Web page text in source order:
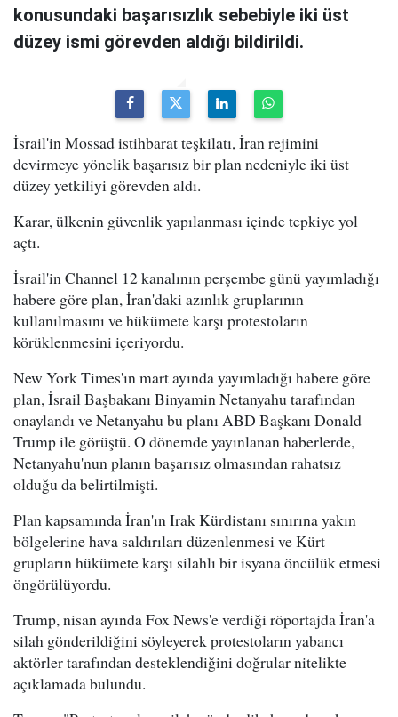
konusundaki başarısızlık sebebiyle iki üst
düzey ismi görevden aldığı bildirildi.
İsrail'in Mossad istihbarat teşkilatı, İran rejimini
devirmeye yönelik başarısız bir plan nedeniyle iki üst
düzey yetkiliyi görevden aldı.
Karar, ülkenin güvenlik yapılanması içinde tepkiye yol
açtı.
İsrail'in Channel 12 kanalının perşembe günü yayımladığı
habere göre plan, İran'daki azınlık gruplarının
kullanılmasını ve hükümete karşı protestoların
körüklenmesini içeriyordu.
New York Times'ın mart ayında yayımladığı habere göre
plan, İsrail Başbakanı Binyamin Netanyahu tarafından
onaylandı ve Netanyahu bu planı ABD Başkanı Donald
Trump ile görüştü. O dönemde yayınlanan haberlerde,
Netanyahu'nun planın başarısız olmasından rahatsız
olduğu da belirtilmişti.
Plan kapsamında İran'ın Irak Kürdistanı sınırına yakın
bölgelerine hava saldırıları düzenlenmesi ve Kürt
grupların hükümete karşı silahlı bir isyana öncülük etmesi
öngörülüyordu.
Trump, nisan ayında Fox News'e verdiği röportajda İran'a
silah gönderildiğini söyleyerek protestoların yabancı
aktörler tarafından desteklendiğini doğrular nitelikte
açıklamada bulundu.